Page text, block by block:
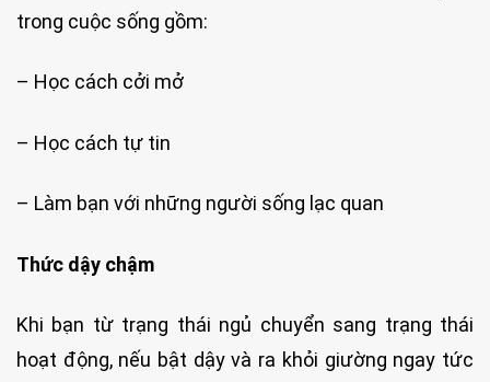
trong cuộc sống gồm:
– Học cách cởi mở
– Học cách tự tin
– Làm bạn với những người sống lạc quan
Thức dậy chậm
Khi bạn từ trạng thái ngủ chuyển sang trạng thái
hoạt động, nếu bật dậy và ra khỏi giường ngay tức